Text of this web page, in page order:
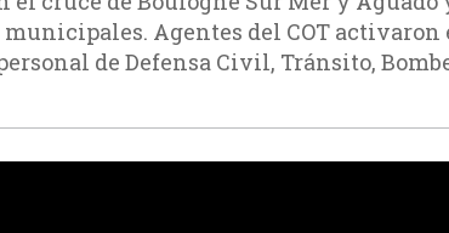
municipales. Agentes del COT
de Defensa Civil, Tránsito,